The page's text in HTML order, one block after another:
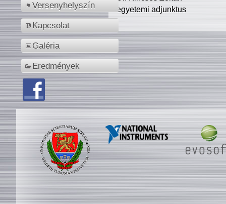
Versenyhelyszín
Kapcsolat
Galéria
Eredmények
egyetemi adjunktus